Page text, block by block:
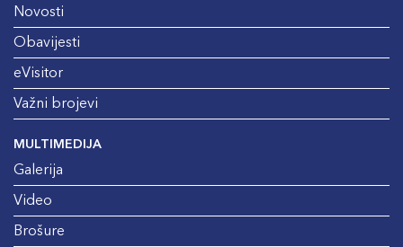
Novosti
Obavijesti
eVisitor
Važni brojevi
MULTIMEDIJA
Galerija
Video
Brošure